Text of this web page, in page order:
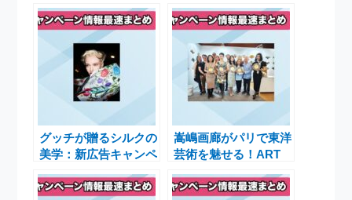
グッチが贈るシルクの
美学：新広告キャンペ
Silk」始動
嵩嶋画廊がパリで東洋
芸術を魅せる！ART
展のご案内